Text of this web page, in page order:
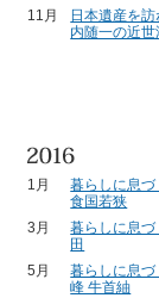
11月
日本遺産を
内随一の近
1月
暮らしに息
食国若狭
3月
暮らしに息
田
5月
暮らしに息
峰 牛首紬